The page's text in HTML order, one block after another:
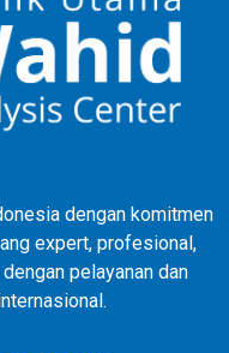
dengan komitmen
expert, profesional,
pelayanan dan